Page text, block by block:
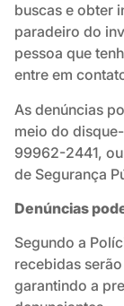
buscas e obter
paradeiro do
pessoa que
entre em
As denúncias
meio do
99962-2441,
de Segurança
Denúncias
Segundo a
recebidas
garantindo a